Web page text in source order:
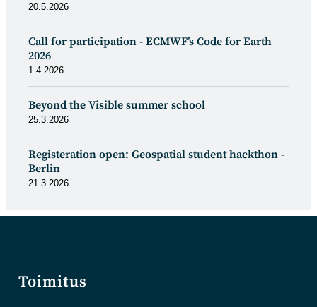
20.5.2026
Call for participation - ECMWF’s Code for Earth
2026
1.4.2026
Beyond the Visible summer school
25.3.2026
Registeration open: Geospatial student hackthon -
Berlin
21.3.2026
Toimitus